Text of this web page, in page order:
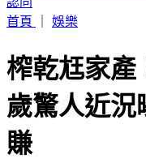
榨乾尪家產
歲驚人近
賺